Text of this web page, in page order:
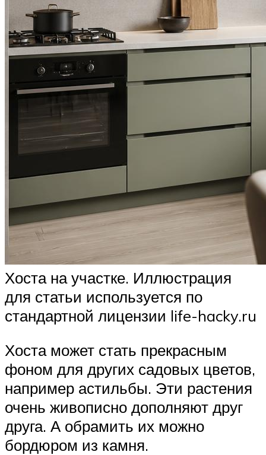
Хоста на участке. Иллюстрация
для статьи используется по
стандартной лицензии life-hacky.ru
Хоста может стать прекрасным
фоном для других садовых цветов,
например астильбы. Эти растения
очень живописно дополняют друг
друга. А обрамить их можно
бордюром из камня.